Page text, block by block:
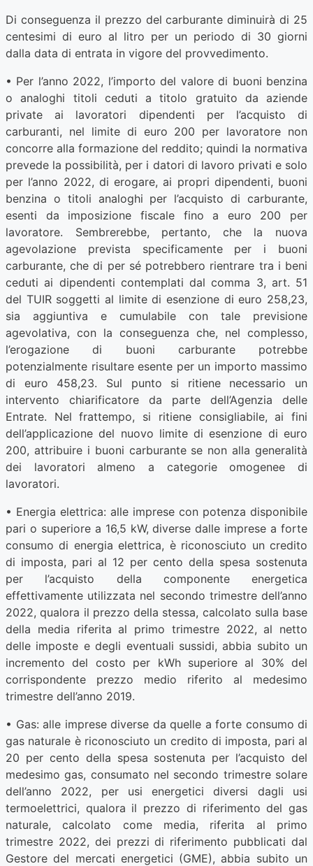
Di conseguenza il prezzo del carburante diminuirà di 25
centesimi di euro al litro per un periodo di 30 giorni
dalla data di entrata in vigore del provvedimento.
• Per l’anno 2022, l’importo del valore di buoni benzina
o analoghi titoli ceduti a titolo gratuito da aziende
private ai lavoratori dipendenti per l’acquisto di
carburanti, nel limite di euro 200 per lavoratore non
concorre alla formazione del reddito; quindi la normativa
prevede la possibilità, per i datori di lavoro privati e solo
per l’anno 2022, di erogare, ai propri dipendenti, buoni
benzina o titoli analoghi per l’acquisto di carburante,
esenti da imposizione fiscale fino a euro 200 per
lavoratore. Sembrerebbe, pertanto, che la nuova
agevolazione prevista specificamente per i buoni
carburante, che di per sé potrebbero rientrare tra i beni
ceduti ai dipendenti contemplati dal comma 3, art. 51
del TUIR soggetti al limite di esenzione di euro 258,23,
sia aggiuntiva e cumulabile con tale previsione
agevolativa, con la conseguenza che, nel complesso,
l’erogazione di buoni carburante potrebbe
potenzialmente risultare esente per un importo massimo
di euro 458,23. Sul punto si ritiene necessario un
intervento chiarificatore da parte dell’Agenzia delle
Entrate. Nel frattempo, si ritiene consigliabile, ai fini
dell’applicazione del nuovo limite di esenzione di euro
200, attribuire i buoni carburante se non alla generalità
dei lavoratori almeno a categorie omogenee di
lavoratori.
• Energia elettrica: alle imprese con potenza disponibile
pari o superiore a 16,5 kW, diverse dalle imprese a forte
consumo di energia elettrica, è riconosciuto un credito
di imposta, pari al 12 per cento della spesa sostenuta
per l’acquisto della componente energetica
effettivamente utilizzata nel secondo trimestre dell’anno
2022, qualora il prezzo della stessa, calcolato sulla base
della media riferita al primo trimestre 2022, al netto
delle imposte e degli eventuali sussidi, abbia subito un
incremento del costo per kWh superiore al 30% del
corrispondente prezzo medio riferito al medesimo
trimestre dell’anno 2019.
• Gas: alle imprese diverse da quelle a forte consumo di
gas naturale è riconosciuto un credito di imposta, pari al
20 per cento della spesa sostenuta per l’acquisto del
medesimo gas, consumato nel secondo trimestre solare
dell’anno 2022, per usi energetici diversi dagli usi
termoelettrici, qualora il prezzo di riferimento del gas
naturale, calcolato come media, riferita al primo
trimestre 2022, dei prezzi di riferimento pubblicati dal
Gestore del mercati energetici (GME), abbia subito un